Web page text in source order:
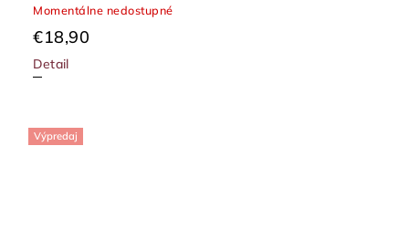
Momentálne nedostupné
€18,90
Detail
Výpredaj